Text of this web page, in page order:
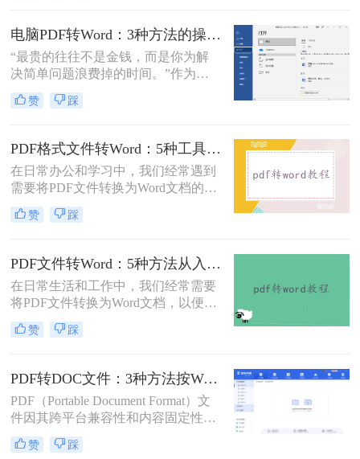
域多年的测评博主，我深知一份格式
错乱、需要手动调整数小时的Word文
档，对职场人来说是多么糟糕的体
验。那么pdf转word如何保留原格式
呢？
电脑PDF转Word：3种方法的操作步骤和常见报错处理！
“最贵的往往不是金钱，而是你为解
决简单问题浪费掉的时间。”作为专
注电脑办公软件测评多年的博
主，“电脑怎么将pdf转换成word免
背后，是无数职场人和内容创作者面
对合同、报告、文献时，渴望高效提
取、编辑信息的真切需求。
赞 踩
PDF格式文件转Word：5种工具按文件来源和用途对照选择！
在日常办公和学习中，我们经常遇到
需要将PDF文件转换为Word文档的需
求。PDF格式的文件如何转Word一直
是困扰许多用户的难题。无论是需要
调整报告格式，掌握高效的PDF转
Word技巧都至关重要。本文将为您详
细介绍几种经过实践验证的有效方
法，帮助您快速解决格式转换问题。
赞 踩
PDF文件转Word：5种方法从入门到避坑的实操指南！
在日常生活和工作中，我们经常需要
将PDF文件转换为Word文档，以便于
编辑和修改。那么怎么把pdf文件转换
成word呢？本文将详细介绍几种将
助大家轻松应对这一需求。
赞 踩
PDF转DOC文件：3种方法按Word版本兼容性选择！
PDF（Portable Document Format）文
件因其跨平台兼容性和内容固定性而
广受欢迎，但在某些情况下，我们可
能需要将其转换为DOC（Microsoft
赞 踩